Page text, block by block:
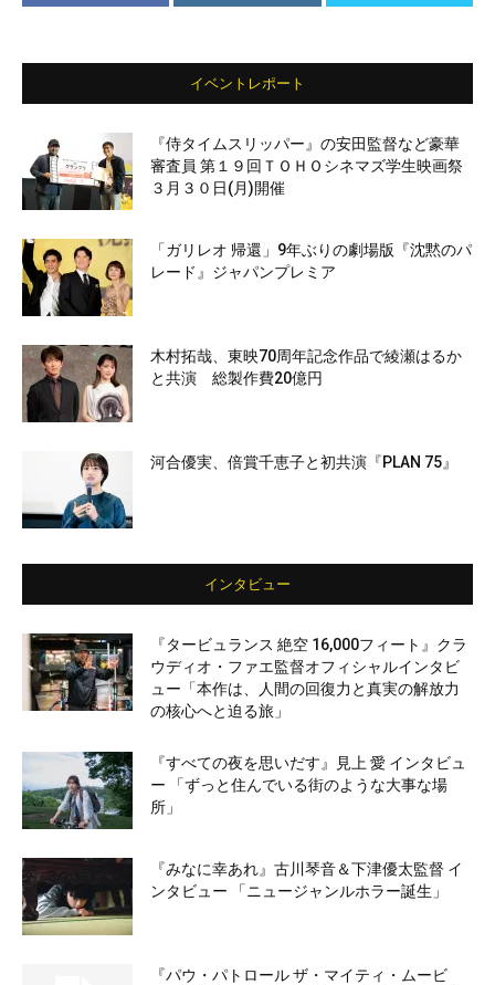
イベントレポート
『侍タイムスリッパー』の安田監督など豪華
審査員 第１９回ＴＯＨＯシネマズ学生映画祭
３月３０日(月)開催
「ガリレオ 帰還」9年ぶりの劇場版『沈黙のパ
レード』ジャパンプレミア
木村拓哉、東映70周年記念作品で綾瀬はるか
と共演 総製作費20億円
河合優実、倍賞千恵子と初共演『PLAN 75』
インタビュー
『タービュランス 絶空 16,000フィート』クラ
ウディオ・ファエ監督オフィシャルインタビ
ュー「本作は、人間の回復力と真実の解放力
の核心へと迫る旅」
『すべての夜を思いだす』見上 愛 インタビュ
ー 「ずっと住んでいる街のような大事な場
所」
『みなに幸あれ』古川琴音＆下津優太監督 イ
ンタビュー 「ニュージャンルホラー誕生」
『パウ・パトロール ザ・マイティ・ムービ